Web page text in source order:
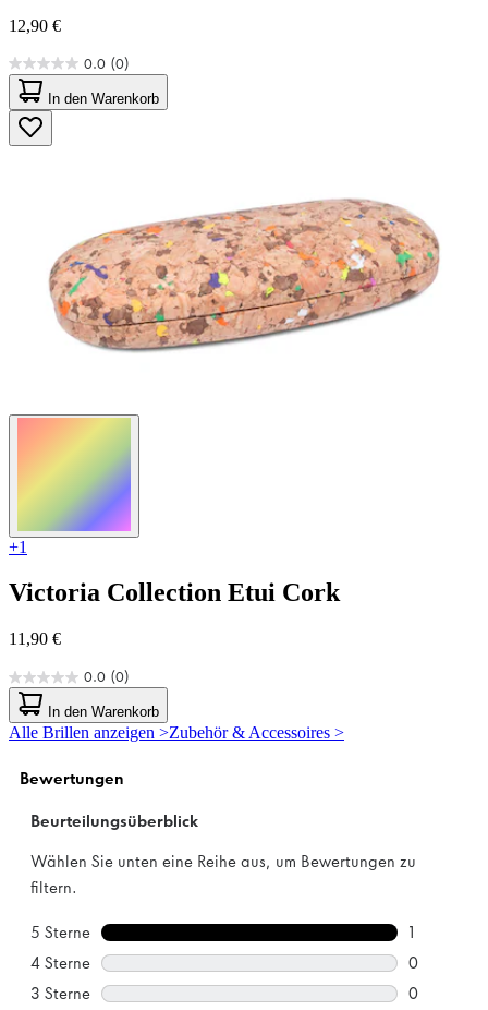
12,90 €
0.0 (0)
0.0
von
5
Sternen.
In den Warenkorb
+1
Victoria Collection Etui Cork
11,90 €
0.0 (0)
0.0
von
5
Sternen.
In den Warenkorb
Alle Brillen anzeigen >Zubehör & Accessoires >